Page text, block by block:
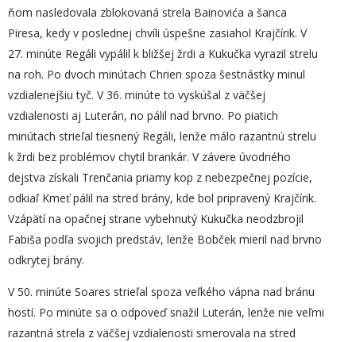
ňom nasledovala zblokovaná strela Bainovića a šanca
Piresa, kedy v poslednej chvíli úspešne zasiahol Krajčírik. V
27. minúte Regáli vypálil k bližšej žrdi a Kukučka vyrazil strelu
na roh. Po dvoch minútach Chrien spoza šestnástky minul
vzdialenejšiu tyč. V 36. minúte to vyskúšal z väčšej
vzdialenosti aj Luterán, no pálil nad brvno. Po piatich
minútach strieľal tiesnený Regáli, lenže málo razantnú strelu
k žrdi bez problémov chytil brankár. V závere úvodného
dejstva získali Trenčania priamy kop z nebezpečnej pozície,
odkiaľ Kmeť pálil na stred brány, kde bol pripravený Krajčírik.
Vzápätí na opačnej strane vybehnutý Kukučka neodzbrojil
Fabiša podľa svojich predstáv, lenže Bobček mieril nad brvno
odkrytej brány.
V 50. minúte Soares strieľal spoza veľkého vápna nad bránu
hostí. Po minúte sa o odpoveď snažil Luterán, lenže nie veľmi
razantná strela z väčšej vzdialenosti smerovala na stred